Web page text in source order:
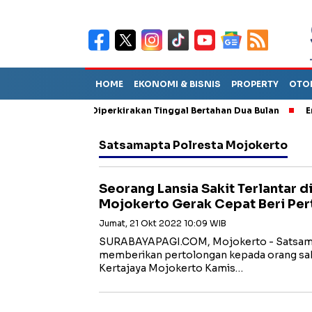
HOME EKONOMI & BISNIS PROPERTY
Sebut TPA Diperkirakan Tinggal Bertahan Dua Bulan
Satsamapta Polresta Mojokerto
Seorang Lansia Sakit Terlantar
Mojokerto Gerak Cepat Beri
Jumat, 21 Okt 2022 10:09 WIB
SURABAYAPAGI.COM, Mojokerto -
memberikan pertolongan kepada orang
Kertajaya Mojokerto Kamis…